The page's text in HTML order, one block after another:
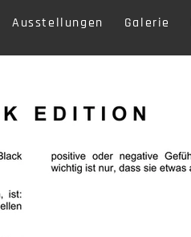
Ausstellungen Galerie